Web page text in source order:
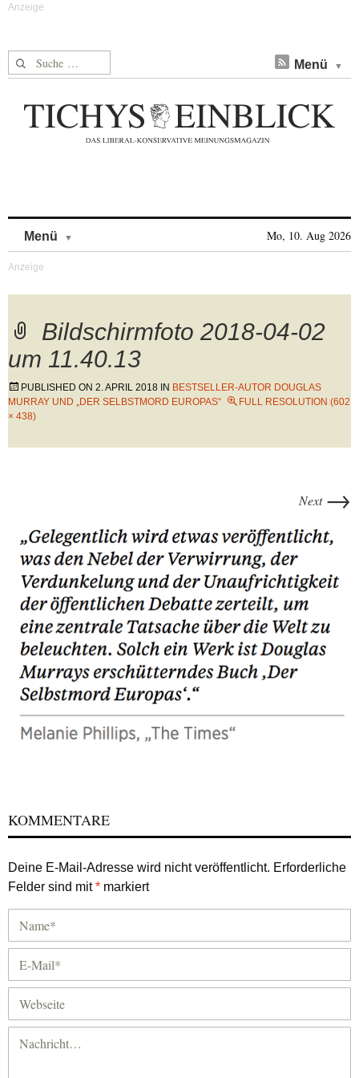
Suche nach: Menü
Menü Mo, 10. Aug 2026
Bildschirmfoto 2018-04-02
um 11.40.13
PUBLISHED ON 2. APRIL 2018 IN BESTSELLER-AUTOR DOUGLAS
MURRAY UND „DER SELBSTMORD EUROPAS“
FULL RESOLUTION (602
× 438)
Next →
KOMMENTARE
Deine E-Mail-Adresse wird nicht veröffentlicht. Erforderliche
Felder sind mit* markiert